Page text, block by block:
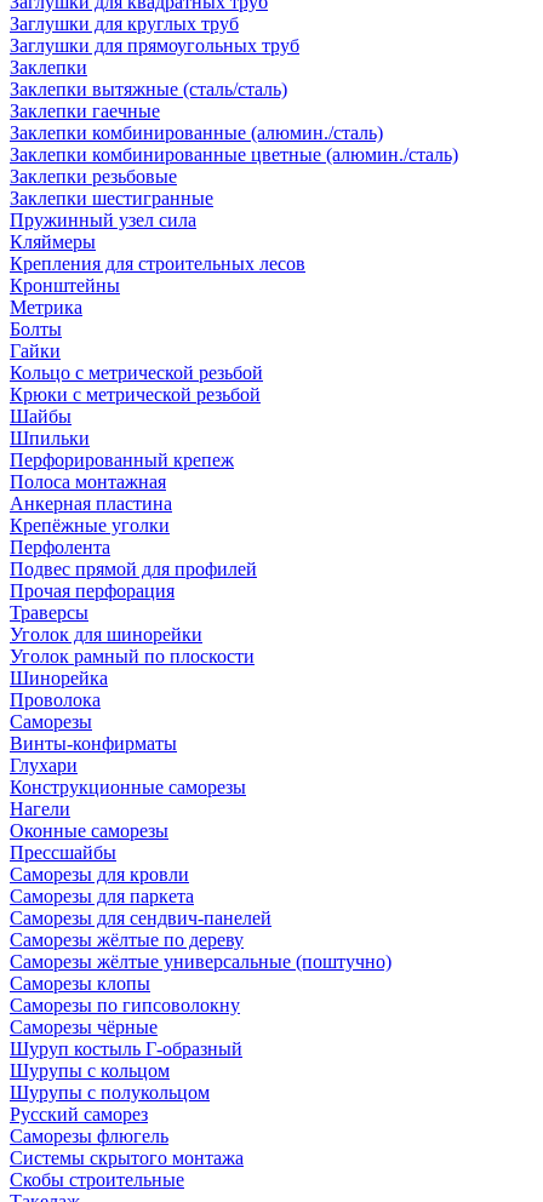
Заглушки для круглых труб
Заглушки для прямоугольных труб
Заклепки
Заклепки вытяжные (сталь/сталь)
Заклепки гаечные
Заклепки комбинированные (алюмин./сталь)
Заклепки комбинированные цветные (алюмин./сталь)
Заклепки резьбовые
Заклепки шестигранные
Пружинный узел сила
Кляймеры
Крепления для строительных лесов
Кронштейны
Метрика
Болты
Гайки
Кольцо с метрической резьбой
Крюки с метрической резьбой
Шайбы
Шпильки
Перфорированный крепеж
Полоса монтажная
Анкерная пластина
Крепёжные уголки
Перфолента
Подвес прямой для профилей
Прочая перфорация
Траверсы
Уголок для шинорейки
Уголок рамный по плоскости
Шинорейка
Проволока
Саморезы
Винты-конфирматы
Глухари
Конструкционные саморезы
Нагели
Оконные саморезы
Прессшайбы
Саморезы для кровли
Саморезы для паркета
Саморезы для сендвич-панелей
Саморезы жёлтые по дереву
Саморезы жёлтые универсальные (поштучно)
Саморезы клопы
Саморезы по гипсоволокну
Саморезы чёрные
Шуруп костыль Г-образный
Шурупы с кольцом
Шурупы с полукольцом
Русский саморез
Саморезы флюгель
Системы скрытого монтажа
Скобы строительные